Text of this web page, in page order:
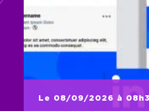
Le 08/09/2026 à